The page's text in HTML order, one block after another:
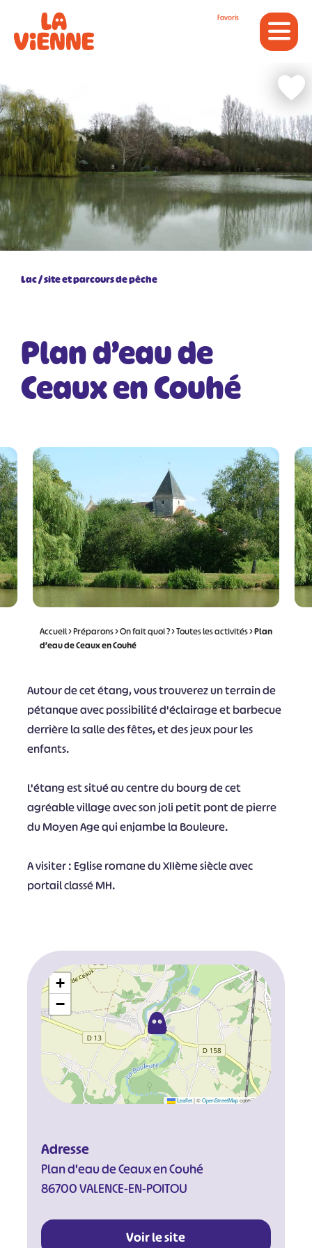
Favoris
Lac / site et parcours de pêche
Plan d’eau de
Ceaux en Couhé
Accueil>Préparons>On fait quoi ?>Toutes les activités>Plan
d’eau de Ceaux en Couhé
Autour de cet étang, vous trouverez un terrain de
pétanque avec possibilité d'éclairage et barbecue
derrière la salle des fêtes, et des jeux pour les
enfants.
L'étang est situé au centre du bourg de cet
agréable village avec son joli petit pont de pierre
du Moyen Age qui enjambe la Bouleure.
A visiter : Eglise romane du XIIème siècle avec
portail classé MH.
+
−
Leaflet |©OpenStreetMapcontributors
Adresse
Plan d'eau de Ceaux en Couhé
86700 VALENCE-EN-POITOU
Voir le site